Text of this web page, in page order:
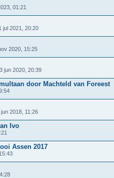
01:21
jul 2021, 20:20
2020, 15:25
jun 2020, 20:39
door Machteld van Foreest
2018, 11:26
Ivo
Assen 2017